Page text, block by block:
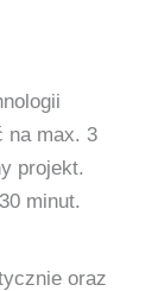
na max. 3
projekt.
minut.
oraz